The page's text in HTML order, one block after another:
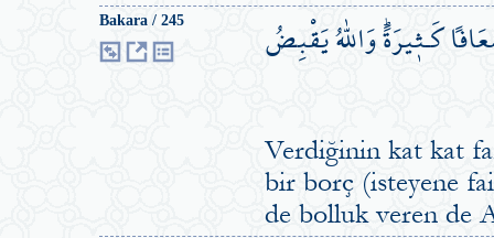
Bakara / 245 كَـث۪يرَةًۜ وَاللّٰهُ يَقْبِضُ
Verdiğinin kat kat
bir borç (isteyene
de bolluk veren de